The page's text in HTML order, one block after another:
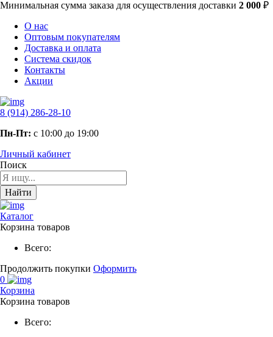
Минимальная сумма заказа для осуществления доставки 2 000 ₽
О нас
Оптовым покупателям
Доставка и оплата
Система скидок
Контакты
Акции
8 (914) 286-28-10
Пн-Пт: с 10:00 до 19:00
Личный кабинет
Поиск
Найти
Каталог
Корзина товаров
Всего:
Продолжить покупки Оформить
0
Корзина
Корзина товаров
Всего: